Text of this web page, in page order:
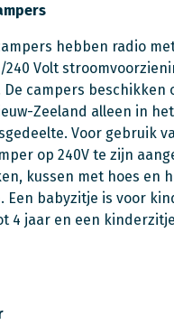
hebben radio
240 Volt
campers beschikken
Zeeland alleen in het
Voor gebruik
op 240V te zijn
kussen met hoes en
Een babyzitje is voor
4 jaar en een